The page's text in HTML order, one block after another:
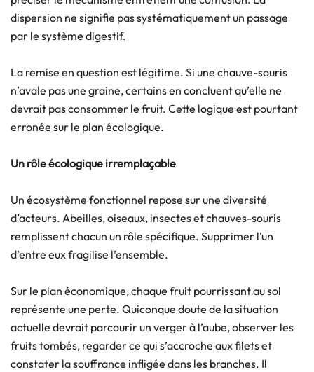
dispersion ne signifie pas systématiquement un passage
par le système digestif.
La remise en question est légitime. Si une chauve-souris
n’avale pas une graine, certains en concluent qu’elle ne
devrait pas consommer le fruit. Cette logique est pourtant
erronée sur le plan écologique.
Un rôle écologique irremplaçable
Un écosystème fonctionnel repose sur une diversité
d’acteurs. Abeilles, oiseaux, insectes et chauves-souris
remplissent chacun un rôle spécifique. Supprimer l’un
d’entre eux fragilise l’ensemble.
Sur le plan économique, chaque fruit pourrissant au sol
représente une perte. Quiconque doute de la situation
actuelle devrait parcourir un verger à l’aube, observer les
fruits tombés, regarder ce qui s’accroche aux filets et
constater la souffrance infligée dans les branches. Il